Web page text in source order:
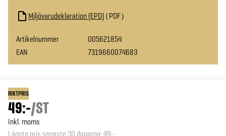
Miljövarudeklaration (EPD) PDF
Artikelnummer
005621854
EAN
7319660074683
RIKTPRIS
49:-/ST
Inkl. moms
Lägsta pris senaste 30 dagarna:49:-